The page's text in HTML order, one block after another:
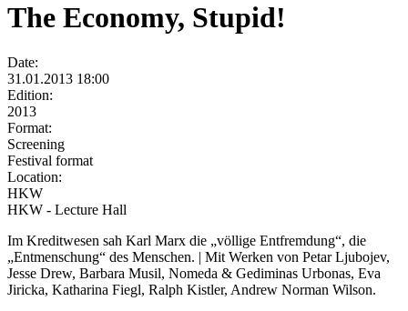
The Economy, Stupid!
Date:
31.01.2013 18:00
Edition:
2013
Format:
Screening
Festival format
Location:
HKW
HKW - Lecture Hall
Im Kreditwesen sah Karl Marx die „völlige Entfremdung“, die
„Entmenschung“ des Menschen. | Mit Werken von Petar Ljubojev,
Jesse Drew, Barbara Musil, Nomeda & Gediminas Urbonas, Eva
Jiricka, Katharina Fiegl, Ralph Kistler, Andrew Norman Wilson.